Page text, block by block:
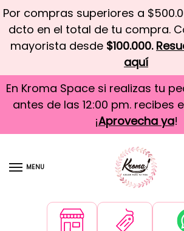
Por compras superiores a
dcto en el total de tu compra.
mayorista desde $100.000.
aquí
En Kroma Space si realizas tu
antes de las 12:00 pm. recibes
¡Aprovecha ya!
MENU